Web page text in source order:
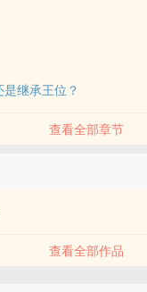
有真假骨科共感双子多
性排完，建议遇到不适
本大纲（？）可能卡文
继承王位？
查看全部章节
查看全部作品